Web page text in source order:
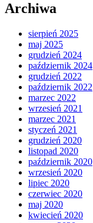
Archiwa
sierpień 2025
maj 2025
grudzień 2024
październik 2024
grudzień 2022
październik 2022
marzec 2022
wrzesień 2021
marzec 2021
styczeń 2021
grudzień 2020
listopad 2020
październik 2020
wrzesień 2020
lipiec 2020
czerwiec 2020
maj 2020
kwiecień 2020